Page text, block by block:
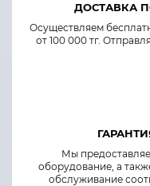
ДОСТАВКА
Осуществляем
от 100 000 тг.
Мы
оборудование, а
обслуживание